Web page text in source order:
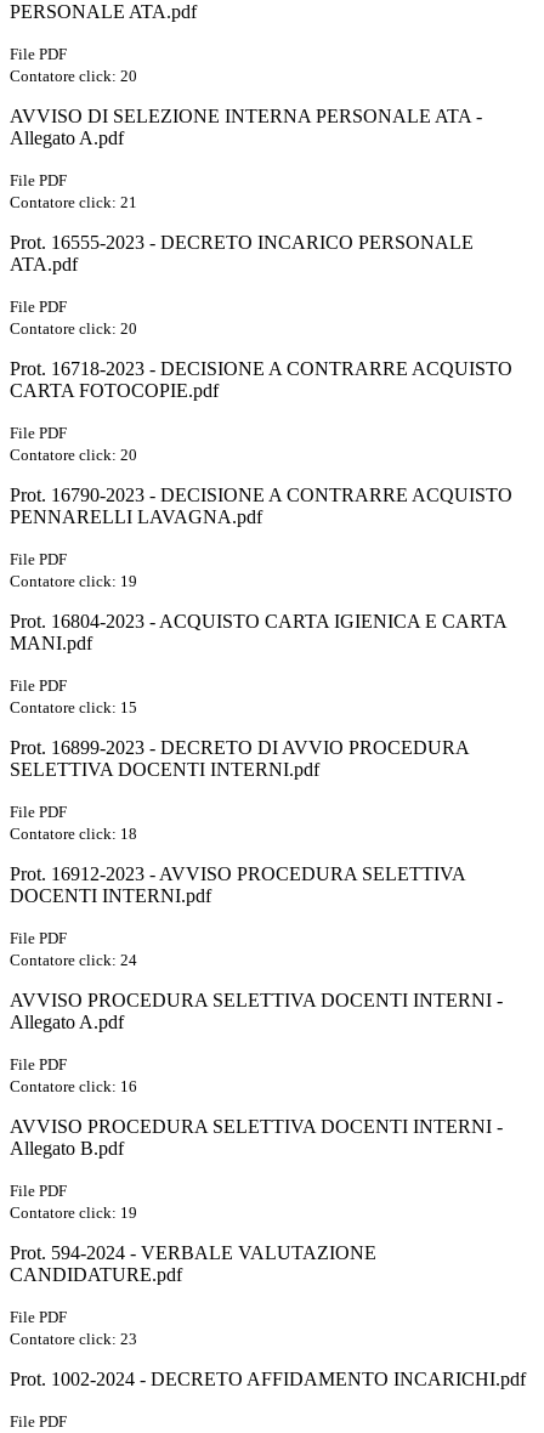
PERSONALE ATA.pdf
File PDF
Contatore click: 20
AVVISO DI SELEZIONE INTERNA PERSONALE ATA -
Allegato A.pdf
File PDF
Contatore click: 21
Prot. 16555-2023 - DECRETO INCARICO PERSONALE
ATA.pdf
File PDF
Contatore click: 20
Prot. 16718-2023 - DECISIONE A CONTRARRE ACQUISTO
CARTA FOTOCOPIE.pdf
File PDF
Contatore click: 20
Prot. 16790-2023 - DECISIONE A CONTRARRE ACQUISTO
PENNARELLI LAVAGNA.pdf
File PDF
Contatore click: 19
Prot. 16804-2023 - ACQUISTO CARTA IGIENICA E CARTA
MANI.pdf
File PDF
Contatore click: 15
Prot. 16899-2023 - DECRETO DI AVVIO PROCEDURA
SELETTIVA DOCENTI INTERNI.pdf
File PDF
Contatore click: 18
Prot. 16912-2023 - AVVISO PROCEDURA SELETTIVA
DOCENTI INTERNI.pdf
File PDF
Contatore click: 24
AVVISO PROCEDURA SELETTIVA DOCENTI INTERNI -
Allegato A.pdf
File PDF
Contatore click: 16
AVVISO PROCEDURA SELETTIVA DOCENTI INTERNI -
Allegato B.pdf
File PDF
Contatore click: 19
Prot. 594-2024 - VERBALE VALUTAZIONE
CANDIDATURE.pdf
File PDF
Contatore click: 23
Prot. 1002-2024 - DECRETO AFFIDAMENTO INCARICHI.pdf
File PDF